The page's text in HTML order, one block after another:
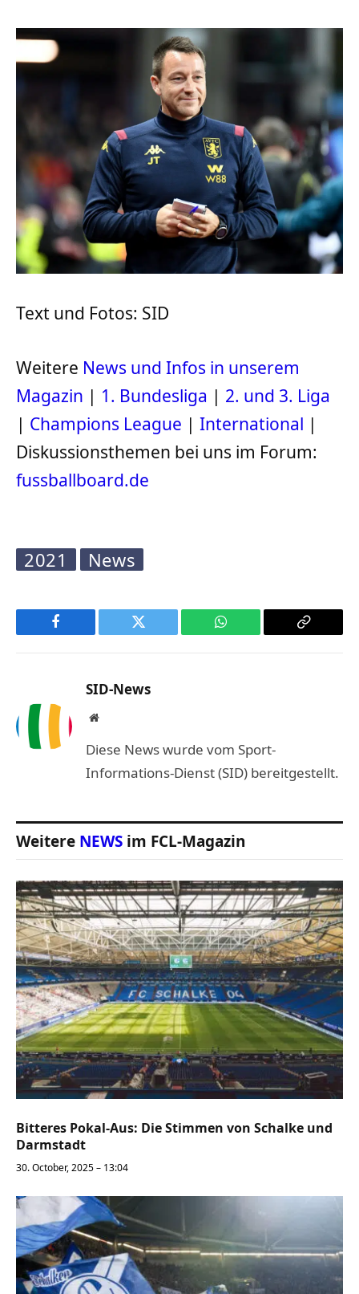
Text und Fotos: SID
Weitere News und Infos in unserem
Magazin | 1. Bundesliga | 2. und 3. Liga
| Champions League | International |
Diskussionsthemen bei uns im Forum:
fussballboard.de
2021 News
Facebook Twitter WhatsApp
Copy
SID-News
Website
Diese News wurde vom Sport-
Informations-Dienst (SID) bereitgestellt.
Weitere NEWS im FCL-Magazin
Bitteres Pokal-Aus: Die Stimmen von Schalke und
Darmstadt
30. October, 2025 – 13:04